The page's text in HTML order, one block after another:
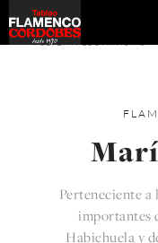
VOLVER A LOS ARTISTAS
Perteneciente a
importantes
Habichuela y